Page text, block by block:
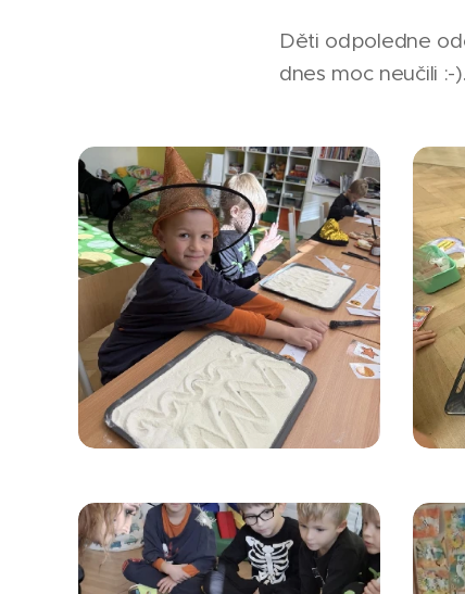
Děti odpoledne
dnes moc neučili :-).